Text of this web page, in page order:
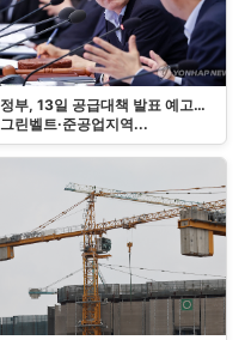
정부, 13일 공급대책 발표 예고…
그린벨트·준공업지역...